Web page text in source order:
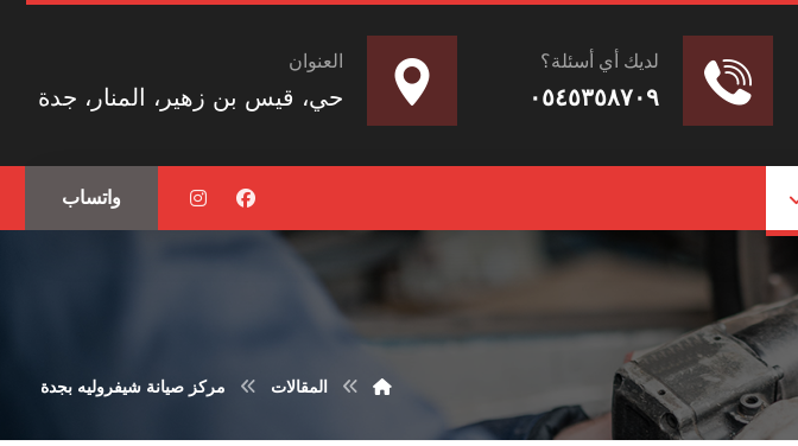
العنوان
حي، قيس بن زهير، المنار، جدة
لديك أي أسئلة؟
٠٥٤٥٣٥٨٧٠٩
واتساب
المقالات مركز صيانة شيفروليه بجدة